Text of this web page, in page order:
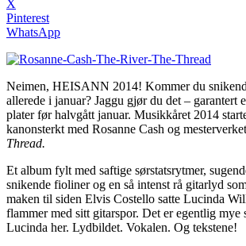
X
Pinterest
WhatsApp
Neimen, HEISANN 2014! Kommer du
allerede i januar? Jaggu gjør du det – garantert
plater før halvgått januar. Musikkåret 2014
kanonsterkt med Rosanne Cash og mesterverket
Thread.
Et album fylt med saftige sørstatsrytmer,
snikende fioliner og en så intenst rå gitarlyd
maken til siden Elvis Costello satte Lucinda
flammer med sitt gitarspor. Det er egentlig mye
Lucinda her. Lydbildet. Vokalen. Og tekstene!